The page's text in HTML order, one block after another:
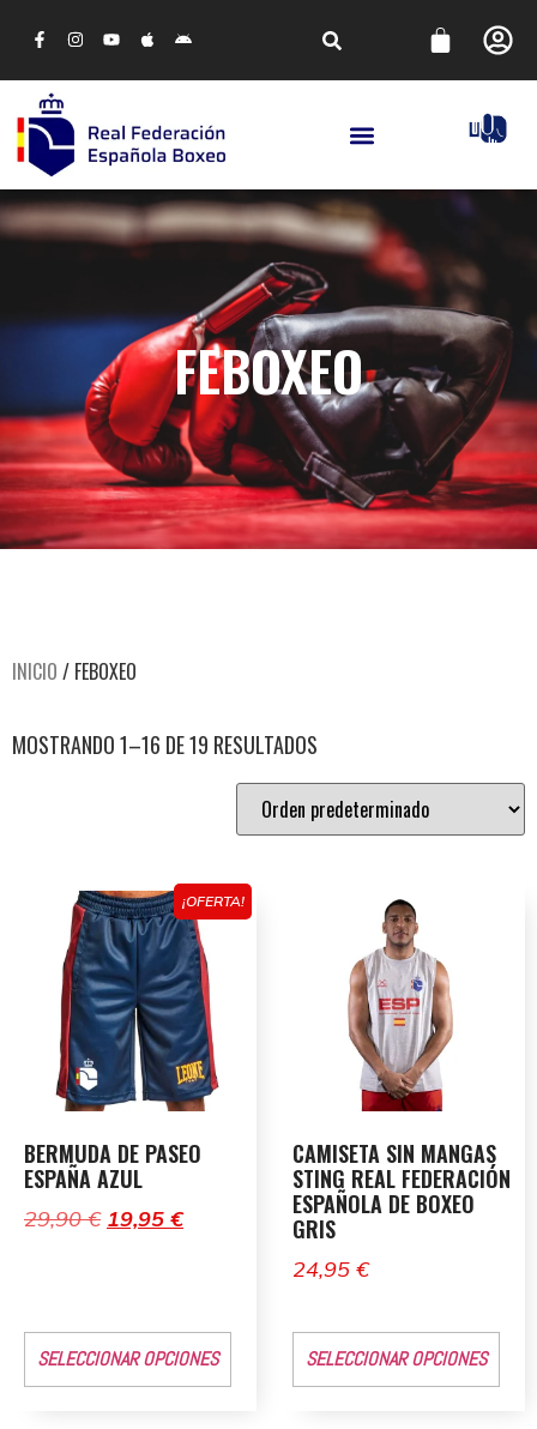
FEBOXEO
INICIO / FEBOXEO
MOSTRANDO 1–16 DE 19 RESULTADOS
¡OFERTA!
BERMUDA DE PASEO
ESPAÑA AZUL
29,90€ 19,95 €
SELECCIONAR OPCIONES
CAMISETA SIN MANGAS
STING REAL FEDERACIÓN
ESPAÑOLA DE BOXEO
GRIS
24,95 €
SELECCIONAR OPCIONES